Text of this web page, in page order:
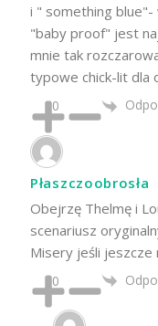
i " something
"baby proof" jest
mnie tak
typowe chick-lit dla
0
Płaszczoobrosła
Obejrzę Thelmę i
scenariusz
Misery jeśli jeszcze
0